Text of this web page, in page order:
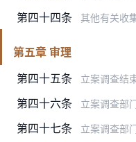
第四十四条 其他有关收集和审查证据的要求
第五章 审理
第四十五条
立案调查结束后，需要移送行
第四十六条 立案调查部门移
第四十七条 立案调查部门